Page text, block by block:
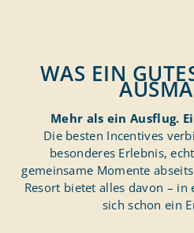
WAS EIN
Mehr als ein Ausflug.
Die besten Incentives
besonderes Erlebnis,
gemeinsame Momente
Resort bietet alles davon –
sich schon ein